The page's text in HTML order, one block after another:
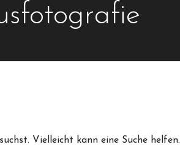
Vielleicht kann eine Suche helfen.